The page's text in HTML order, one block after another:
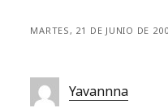
MARTES, 21 DE JUNIO DE
Yavannna